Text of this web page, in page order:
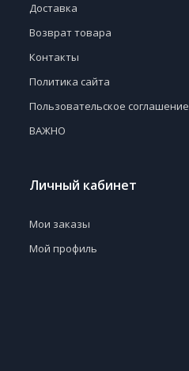
Доставка
Возврат товара
Контакты
Политика сайта
Пользовательское соглашение
ВАЖНО
Личный кабинет
Мои заказы
Мой профиль